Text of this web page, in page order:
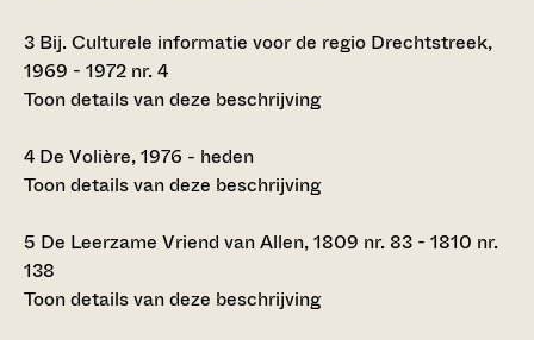
3 Bij. Culturele informatie voor de regio Drechtstreek,
1969 - 1972 nr. 4
Toon details van deze beschrijving
4 De Volière, 1976 - heden
Toon details van deze beschrijving
5 De Leerzame Vriend van Allen, 1809 nr. 83 - 1810 nr.
138
Toon details van deze beschrijving